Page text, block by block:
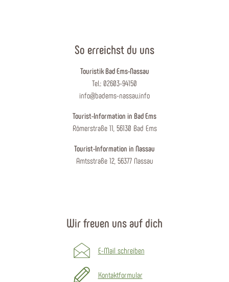
So erreichst du uns
Touristik Bad Ems-Nassau
Tel.: 02603-94150
info@badems-nassau.info
Tourist-Information in Bad Ems
Römerstraße 11, 56130 Bad Ems
Tourist-Information in Nassau
Amtsstraße 12, 56377 Nassau
Wir freuen uns auf dich
E-Mail schreiben
Kontaktformular